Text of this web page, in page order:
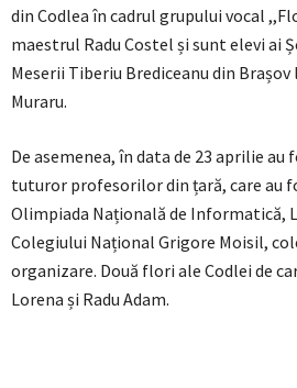
din Codlea în cadrul grupului vocal
maestrul Radu Costel și sunt elevi ai
Meserii Tiberiu Brediceanu din Brașov
Muraru.
De asemenea, în data de 23 aprilie
tuturor profesorilor din țară, care au
Olimpiada Națională de Informatică,
Colegiului Național Grigore Moisil,
organizare. Două flori ale Codlei de
Lorena și Radu Adam.